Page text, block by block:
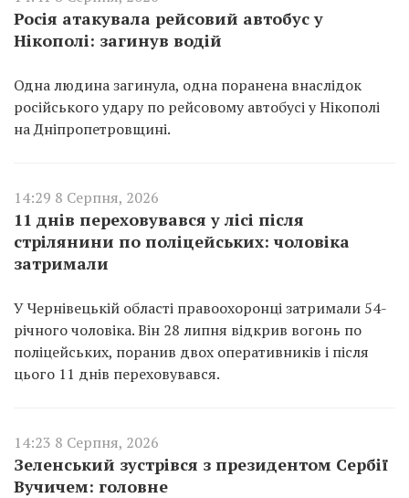
Росія атакувала рейсовий автобус у
Нікополі: загинув водій
Одна людина загинула, одна поранена внаслідок
російського удару по рейсовому автобусі у Нікополі
на Дніпропетровщині.
14:29 8 Серпня, 2026
11 днів переховувався у лісі після
стрілянини по поліцейських: чоловіка
затримали
У Чернівецькій області правоохоронці затримали 54-
річного чоловіка. Він 28 липня відкрив вогонь по
поліцейських, поранив двох оперативників і після
цього 11 днів переховувався.
14:23 8 Серпня, 2026
Зеленський зустрівся з президентом Сербії
Вучичем: головне